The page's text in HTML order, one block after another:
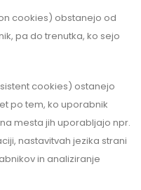
cookies) obstanejo od
pa do trenutka, ko sejo
cookies) ostanejo
po tem, ko uporabnik
mesta jih uporabljajo npr.
nastavitvah jezika strani
in analiziranje